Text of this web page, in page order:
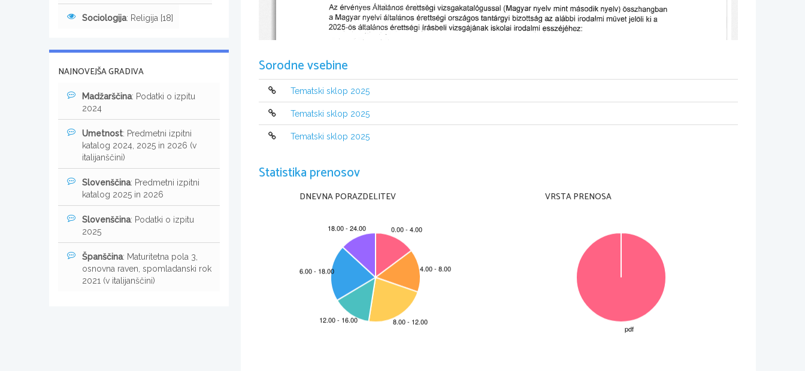
Sorodne vsebine
Tematski sklop 2025
Tematski sklop 2025
Tematski sklop 2025
Statistika prenosov
DNEVNA PORAZDELITEV VRSTA PRENOSA
Sociologija: Religija [18]
NAJNOVEJŠA GRADIVA
Madžarščina: Podatki o izpitu
2024
Umetnost: Predmetni izpitni
katalog 2024, 2025 in 2026 (v
italijanščini)
Slovenščina: Predmetni izpitni
katalog 2025 in 2026
Slovenščina: Podatki o izpitu
2025
Španščina: Maturitetna pola 3,
osnovna raven, spomladanski rok
2021 (v italijanščini)